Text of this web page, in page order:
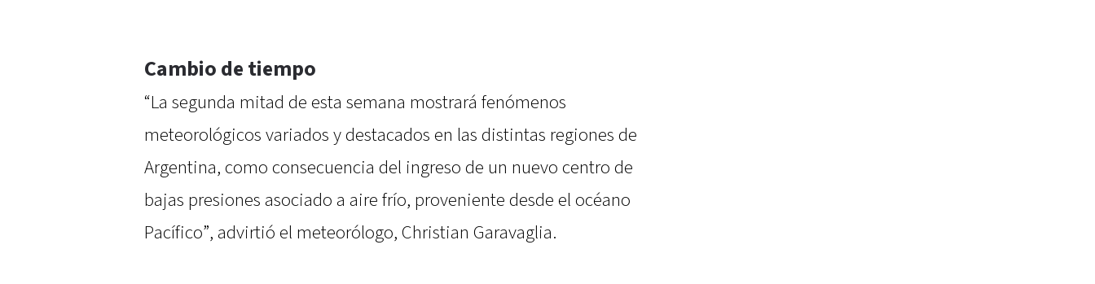
Cambio de tiempo
“La segunda mitad de esta semana mostrará fenómenos
meteorológicos variados y destacados en las distintas regiones de
Argentina, como consecuencia del ingreso de un nuevo centro de
bajas presiones asociado a aire frío, proveniente desde el océano
Pacífico”, advirtió el meteorólogo, Christian Garavaglia.